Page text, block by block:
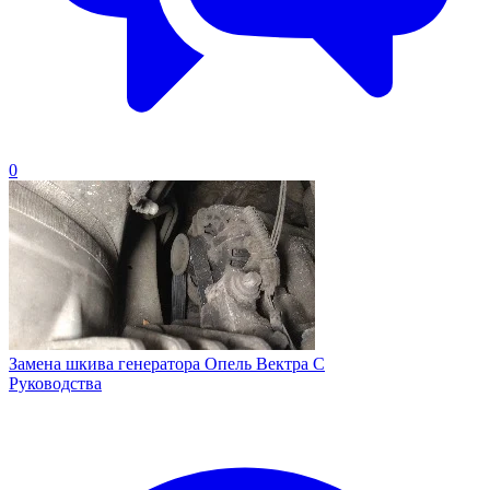
0
Замена шкива генератора Опель Вектра C
Руководства